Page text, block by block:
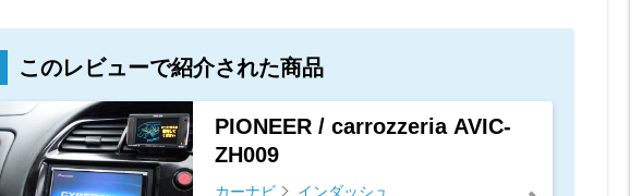
このレビューで紹介された商品
PIONEER / carrozzeria AVIC-
ZH009
カーナビ インダッシュ